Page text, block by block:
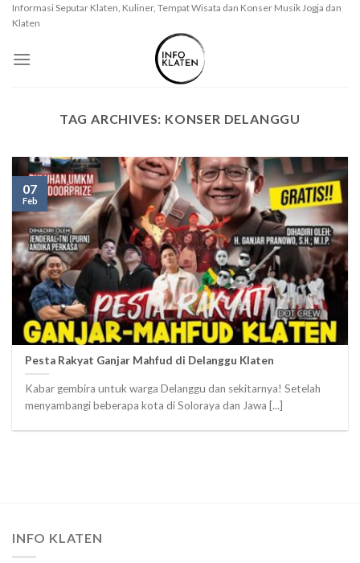
SkipInformasi Seputar Klaten, Kuliner, Tempat Wisata dan Konser Musik Jogja dan
Klaten
TAG ARCHIVES: KONSER DELANGGU
Pesta Rakyat Ganjar Mahfud di Delanggu Klaten
Kabar gembira untuk warga Delanggu dan sekitarnya! Setelah
menyambangi beberapa kota di Soloraya dan Jawa [...]
07
Feb
INFO KLATEN